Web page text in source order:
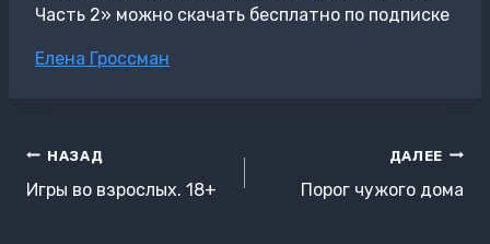
Часть 2» можно скачать бесплатно по подписке
Метки
Елена Гроссман
Навигация
по
НАЗАД
Игры во взрослых. 18+
ДАЛЕЕ
Порог чужого дома